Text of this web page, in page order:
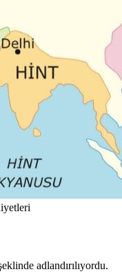
adlandırılıyordu.